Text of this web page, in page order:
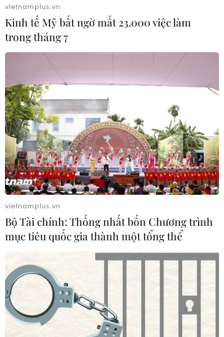
TIN CÙNG CHUYÊN MỤC
Canada áp dụng biện pháp tự vệ tạm
thời với tủ gỗ và tủ lavabo nhập khẩu
07/08/2026 14:52
Kinh tế Mỹ bất ngờ mất 23.000 việc
làm trong tháng 7
07/08/2026 13:57
Tổng thống Mỹ Donald Trump nói
còn quá sớm để bàn về người kế
nhiệm
07/08/2026 06:29
Meta bồi thường gần 600 triệu USD
vì gây tổn hại sức khỏe tâm thần trẻ
em
07/08/2026 04:28
Chuyên gia Canada đánh giá cao bản
lĩnh đối ngoại của Việt Nam
vietnamplus.vn
Kinh tế Mỹ bất ngờ mất 23.000 việc làm
trong tháng 7
vietnamplus.vn
Bộ Tài chính: Thống nhất bốn Chương trình
mục tiêu quốc gia thành một tổng thể